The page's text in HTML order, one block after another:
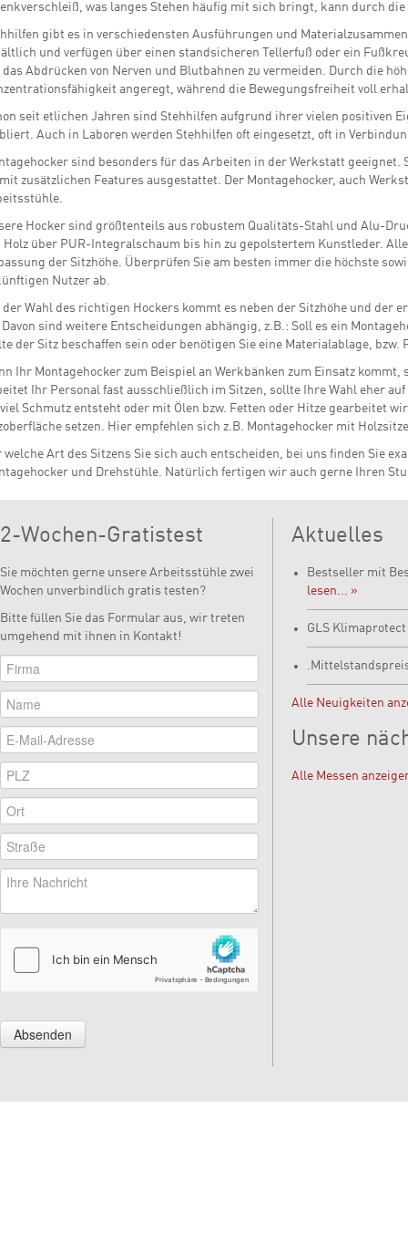
was langes Stehen häufig mit sich bringt, kann durch
gibt es in verschiedensten Ausführungen und
und verfügen über einen standsicheren Tellerfuß oder ein
das Abdrücken von Nerven und Blutbahnen zu vermeiden. Durch die
angeregt, während die Bewegungsfreiheit voll
seit etlichen Jahren sind Stehhilfen aufgrund ihrer vielen positiven
Auch in Laboren werden Stehhilfen oft eingesetzt, oft in
sind besonders für das Arbeiten in der Werkstatt
zusätzlichen Features ausgestattet. Der Montagehocker, auch
Hocker sind größtenteils aus robustem Qualitäts-Stahl und Alu-
Holz über PUR-Integralschaum bis hin zu gepolstertem Kunstleder.
der Sitzhöhe. Überprüfen Sie am besten immer die höchste
Nutzer ab.
der Wahl des richtigen Hockers kommt es neben der Sitzhöhe und
Davon sind weitere Entscheidungen abhängig, z.B.: Soll es ein
der Sitz beschaffen sein oder benötigen Sie eine Materialablage, bzw.
Ihr Montagehocker zum Beispiel an Werkbänken zum Einsatz
Ihr Personal fast ausschließlich im Sitzen, sollte Ihre Wahl eher
Schmutz entsteht oder mit Ölen bzw. Fetten oder Hitze gearbeitet
setzen. Hier empfehlen sich z.B. Montagehocker mit
welche Art des Sitzens Sie sich auch entscheiden, bei uns finden Sie
und Drehstühle. Natürlich fertigen wir auch gerne Ihren
2-Wochen-Gratistest
Sie möchten gerne unsere Arbeitsstühle zwei
Wochen unverbindlich gratis testen?
Bitte füllen Sie das Formular aus, wir treten
umgehend mit ihnen in Kontakt!
Absenden
Aktuelles
Bestseller mit
lesen... »
GLS Klimaprotect
Alle Neuigkeiten
Unsere
Alle Messen